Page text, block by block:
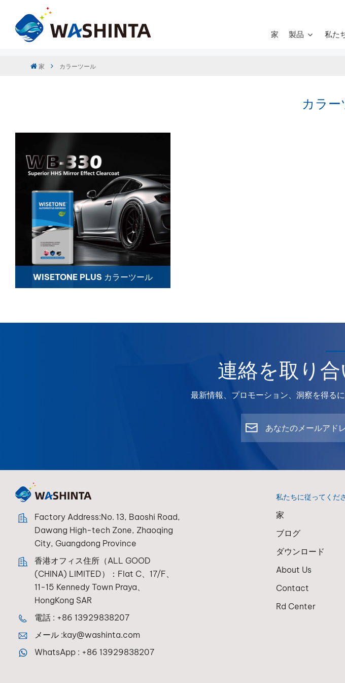
家 製品 私た
家 カラーツール
カラー
WISETONE PLUS カラーツール
連絡を取り
最新情報、プロモーション、洞察を得る
Factory Address:No. 13, Baoshi Road,
Dawang High-tech Zone, Zhaoqing
City, Guangdong Province
香港オフィス住所（ALL GOOD
(CHINA) LIMITED）：Flat C、17/F、
11-15 Kennedy Town Praya、
HongKong SAR
電話 : +86 13929838207
メール :kay@washinta.com
WhatsApp : +86 13929838207
私たちに従ってくだ
家
ブログ
ダウンロード
About Us
Contact
Rd Center